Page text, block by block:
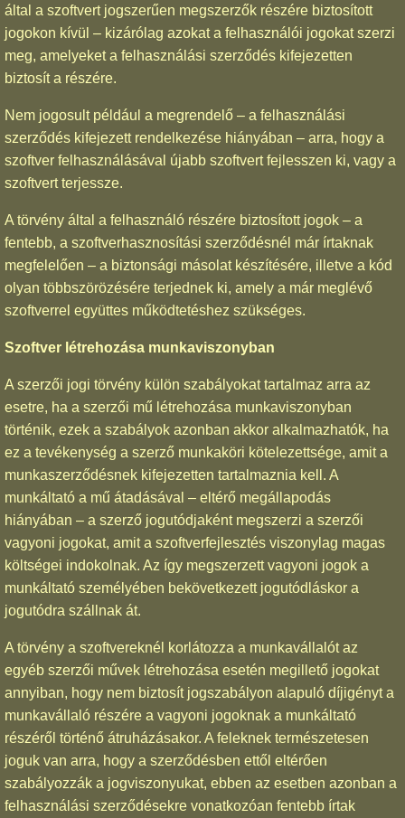
által a szoftvert jogszerűen megszerzők részére biztosított
jogokon kívül – kizárólag azokat a felhasználói jogokat szerzi
meg, amelyeket a felhasználási szerződés kifejezetten
biztosít a részére.
Nem jogosult például a megrendelő – a felhasználási
szerződés kifejezett rendelkezése hiányában – arra, hogy a
szoftver felhasználásával újabb szoftvert fejlesszen ki, vagy a
szoftvert terjessze.
A törvény által a felhasználó részére biztosított jogok – a
fentebb, a szoftverhasznosítási szerződésnél már írtaknak
megfelelően – a biztonsági másolat készítésére, illetve a kód
olyan többszörözésére terjednek ki, amely a már meglévő
szoftverrel együttes működtetéshez szükséges.
Szoftver létrehozása munkaviszonyban
A szerzői jogi törvény külön szabályokat tartalmaz arra az
esetre, ha a szerzői mű létrehozása munkaviszonyban
történik, ezek a szabályok azonban akkor alkalmazhatók, ha
ez a tevékenység a szerző munkaköri kötelezettsége, amit a
munkaszerződésnek kifejezetten tartalmaznia kell. A
munkáltató a mű átadásával – eltérő megállapodás
hiányában – a szerző jogutódjaként megszerzi a szerzői
vagyoni jogokat, amit a szoftverfejlesztés viszonylag magas
költségei indokolnak. Az így megszerzett vagyoni jogok a
munkáltató személyében bekövetkezett jogutódláskor a
jogutódra szállnak át.
A törvény a szoftvereknél korlátozza a munkavállalót az
egyéb szerzői művek létrehozása esetén megillető jogokat
annyiban, hogy nem biztosít jogszabályon alapuló díjigényt a
munkavállaló részére a vagyoni jogoknak a munkáltató
részéről történő átruházásakor. A feleknek természetesen
joguk van arra, hogy a szerződésben ettől eltérően
szabályozzák a jogviszonyukat, ebben az esetben azonban a
felhasználási szerződésekre vonatkozóan fentebb írtak